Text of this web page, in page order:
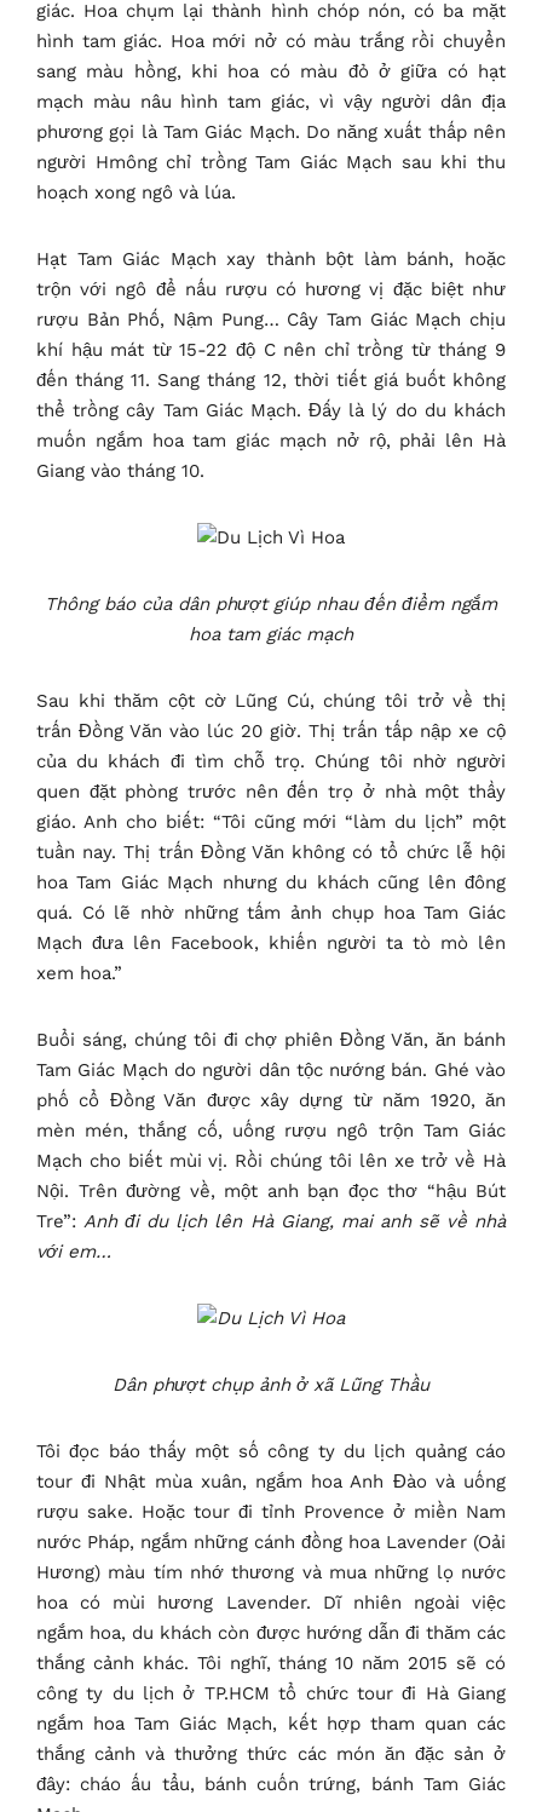
giác. Hoa chụm lại thành hình chóp nón, có ba mặt
hình tam giác. Hoa mới nở có màu trắng rồi chuyển
sang màu hồng, khi hoa có màu đỏ ở giữa có hạt
mạch màu nâu hình tam giác, vì vậy người dân địa
phương gọi là Tam Giác Mạch. Do năng xuất thấp nên
người Hmông chỉ trồng Tam Giác Mạch sau khi thu
hoạch xong ngô và lúa.
Hạt Tam Giác Mạch xay thành bột làm bánh, hoặc
trộn với ngô để nấu rượu có hương vị đặc biệt như
rượu Bản Phố, Nậm Pung… Cây Tam Giác Mạch chịu
khí hậu mát từ 15-22 độ C nên chỉ trồng từ tháng 9
đến tháng 11. Sang tháng 12, thời tiết giá buốt không
thể trồng cây Tam Giác Mạch. Đấy là lý do du khách
muốn ngắm hoa tam giác mạch nở rộ, phải lên Hà
Giang vào tháng 10.
Thông báo của dân phượt giúp nhau đến điểm ngắm
hoa tam giác mạch
Sau khi thăm cột cờ Lũng Cú, chúng tôi trở về thị
trấn Đồng Văn vào lúc 20 giờ. Thị trấn tấp nập xe cộ
của du khách đi tìm chỗ trọ. Chúng tôi nhờ người
quen đặt phòng trước nên đến trọ ở nhà một thầy
giáo. Anh cho biết: “Tôi cũng mới “làm du lịch” một
tuần nay. Thị trấn Đồng Văn không có tổ chức lễ hội
hoa Tam Giác Mạch nhưng du khách cũng lên đông
quá. Có lẽ nhờ những tấm ảnh chụp hoa Tam Giác
Mạch đưa lên Facebook, khiến người ta tò mò lên
xem hoa.”
Buổi sáng, chúng tôi đi chợ phiên Đồng Văn, ăn bánh
Tam Giác Mạch do người dân tộc nướng bán. Ghé vào
phố cổ Đồng Văn được xây dựng từ năm 1920, ăn
mèn mén, thắng cố, uống rượu ngô trộn Tam Giác
Mạch cho biết mùi vị. Rồi chúng tôi lên xe trở về Hà
Nội. Trên đường về, một anh bạn đọc thơ “hậu Bút
Tre”:Anh đi du lịch lên Hà Giang, mai anh sẽ về nhà
với em…
Dân phượt chụp ảnh ở xã Lũng Thầu
Tôi đọc báo thấy một số công ty du lịch quảng cáo
tour đi Nhật mùa xuân, ngắm hoa Anh Đào và uống
rượu sake. Hoặc tour đi tỉnh Provence ở miền Nam
nước Pháp, ngắm những cánh đồng hoa Lavender (Oải
Hương) màu tím nhớ thương và mua những lọ nước
hoa có mùi hương Lavender. Dĩ nhiên ngoài việc
ngắm hoa, du khách còn được hướng dẫn đi thăm các
thắng cảnh khác. Tôi nghĩ, tháng 10 năm 2015 sẽ có
công ty du lịch ở TP.HCM tổ chức tour đi Hà Giang
ngắm hoa Tam Giác Mạch, kết hợp tham quan các
thắng cảnh và thưởng thức các món ăn đặc sản ở
đây: cháo ấu tẩu, bánh cuốn trứng, bánh Tam Giác